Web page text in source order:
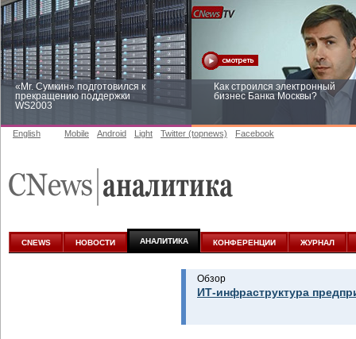
«Mr. Сумкин» подготовился к
прекращению поддержки
WS2003
Как строился электронный
бизнес Банка Москвы?
аналитике
English Mobile Android Light Twitter (topnews) Facebook
CNEWS НОВОСТИ АНАЛИТИКА КОНФЕРЕНЦИИ ЖУРНАЛ
Обзор
ИТ-инфраструктура